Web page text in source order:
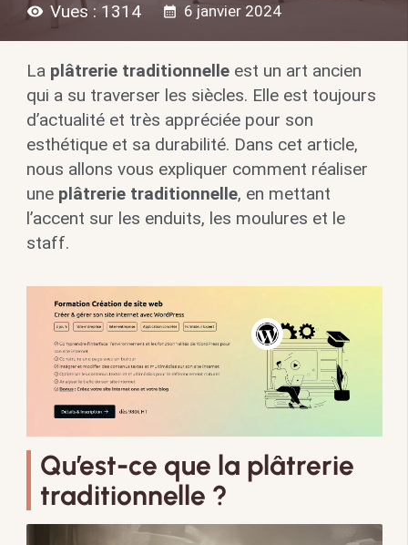
visibility Vues : 1314 calendar_month 6 janvier 2024
La plâtrerie traditionnelleest un art ancien
qui a su traverser les siècles. Elle est toujours
d’actualité et très appréciée pour son
esthétique et sa durabilité. Dans cet article,
nous allons vous expliquer comment réaliser
une plâtrerie traditionnelle, en mettant
l’accent sur les enduits, les moulures et le
staff.
Qu’est-ce que la plâtrerie
traditionnelle ?